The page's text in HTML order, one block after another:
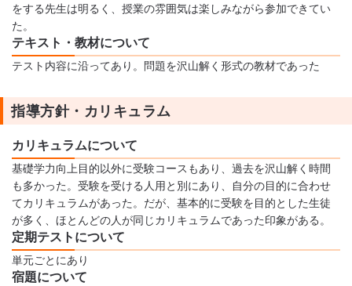
をする先生は明るく、授業の雰囲気は楽しみながら参加できてい
た。
テキスト・教材について
テスト内容に沿ってあり。問題を沢山解く形式の教材であった
指導方針・カリキュラム
カリキュラムについて
基礎学力向上目的以外に受験コースもあり、過去を沢山解く時間
も多かった。受験を受ける人用と別にあり、自分の目的に合わせ
てカリキュラムがあった。だが、基本的に受験を目的とした生徒
が多く、ほとんどの人が同じカリキュラムであった印象がある。
定期テストについて
単元ごとにあり
宿題について